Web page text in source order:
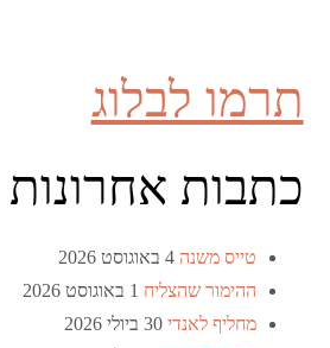
תרמו לבלוג
כתבות אחרונות
טייס משנה 4 באוגוסט 2026
ההימור שהצליח 1 באוגוסט 2026
מחליף לאנדי 30 ביולי 2026